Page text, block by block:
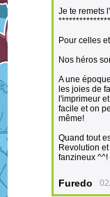
Je te remets
Pour celles
Nos héros
A une
les joies de
l'imprimeur
facile et on
même!
Quand tout
Revolution
fanzineux ^^!
Furedo